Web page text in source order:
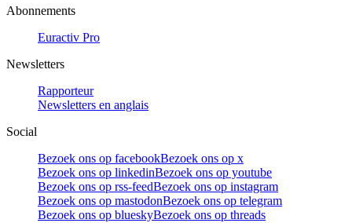
Abonnements
Euractiv Pro
Newsletters
Rapporteur
Newsletters en anglais
Social
Bezoek ons op facebookBezoek ons op x
Bezoek ons op linkedinBezoek ons op youtube
Bezoek ons op rss-feedBezoek ons op instagram
Bezoek ons op mastodonBezoek ons op telegram
Bezoek ons op blueskyBezoek ons op threads